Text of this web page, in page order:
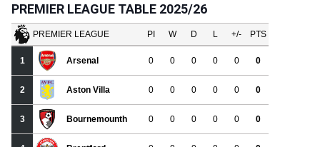
PREMIER LEAGUE TABLE 2025/26